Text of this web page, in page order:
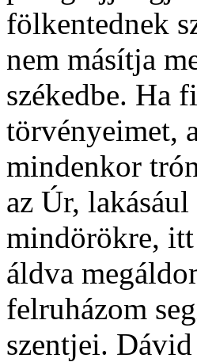
fölkentednek
nem másítja
székedbe. Ha
törvényeimet,
mindenkor
az Úr,
mindörökre, itt
áldva
felruházom
szentjei.